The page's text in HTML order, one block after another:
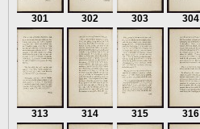
301 302 303 304
313 314 315 316